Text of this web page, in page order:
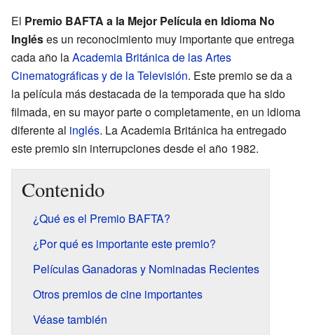
El Premio BAFTA a la Mejor Película en Idioma No
Ingléses un reconocimiento muy importante que entrega
cada año laAcademia Británica de las Artes
Cinematográficas y de la Televisión. Este premio se da a
la película más destacada de la temporada que ha sido
filmada, en su mayor parte o completamente, en un idioma
diferente al inglés. La Academia Británica ha entregado
este premio sin interrupciones desde el año 1982.
Contenido
¿Qué es el Premio BAFTA?
¿Por qué es importante este premio?
Películas Ganadoras y Nominadas Recientes
Otros premios de cine importantes
Véase también